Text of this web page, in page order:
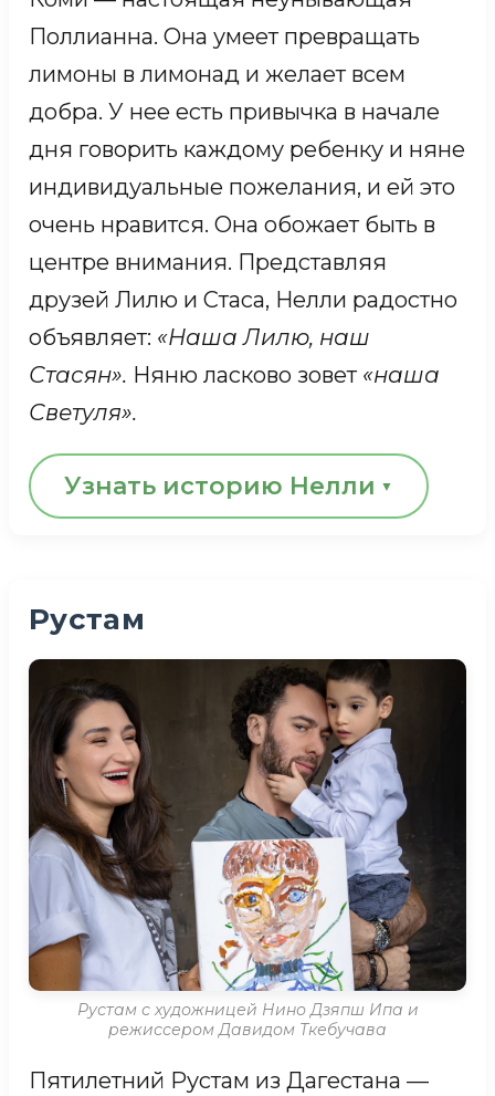
КАРТИНА КОЛИ, СВЕТЛАНЫ И АРТЕМА
Поллианна. Она умеет превращать
лимоны в лимонад и желает всем
добра. У нее есть привычка в начале
дня говорить каждому ребенку и няне
индивидуальные пожелания, и ей это
очень нравится. Она обожает быть в
центре внимания. Представляя
друзей Лилю и Стаса, Нелли радостно
объявляет: «Наша Лилю, наш
Стасян». Няню ласково зовет «наша
Светуля».
Узнать историю Нелли
даже в плохую погоду просится на
улицу. А еще она была бы готова
качаться на качелях целый день, если
бы это было возможно. Больше всего в
Москве ей понравилось кататься на
метро и петь в игрушечный микрофон.
У нее хорошая память и
великолепное чувство ритма: она
выразительно поет песни и угадывает
ноты. Нелли мечтает стать блогером,
чтобы вдохновлять людей, и, глядя на
нее, мы уверены, что все получится.
Рустам
Рустам с художницей Нино Дзяпш Ипа и
режиссером Давидом Ткебучава
Пятилетний Рустам из Дагестана —